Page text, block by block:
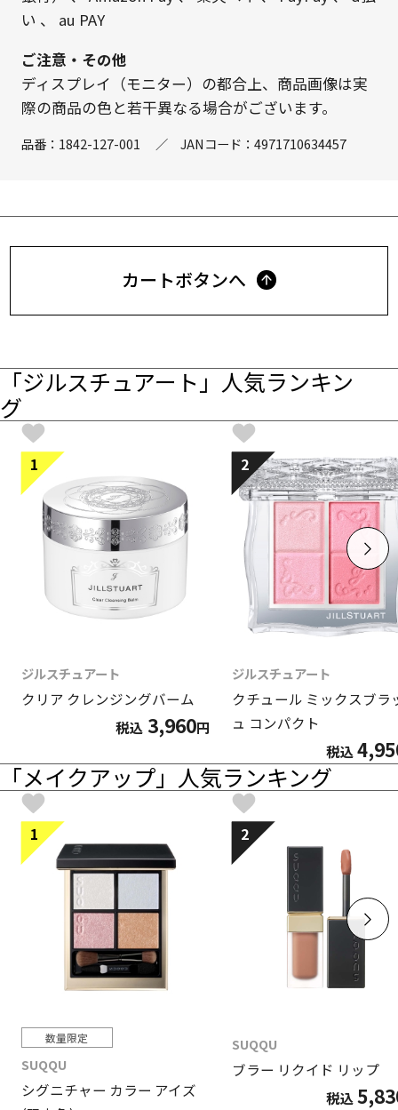
い 、 au PAY
ご注意・その他
ディスプレイ（モニター）の都合上、商品画像は実
際の商品の色と若干異なる場合がございます。
品番： 1842-127-001 ／ JANコード： 4971710634457
カートボタンへ
「ジルスチュアート」人気ランキン
グ
1
ジルスチュアート
クリア クレンジングバーム
税込 3,960円
2
ジルスチュアート
クチュール ミックスブラ
ュ コンパクト
税込
「メイクアップ」人気ランキング
1
数量限定
SUQQU
シグニチャー カラー アイズ
2
SUQQU
ブラー リクイド リップ
税込